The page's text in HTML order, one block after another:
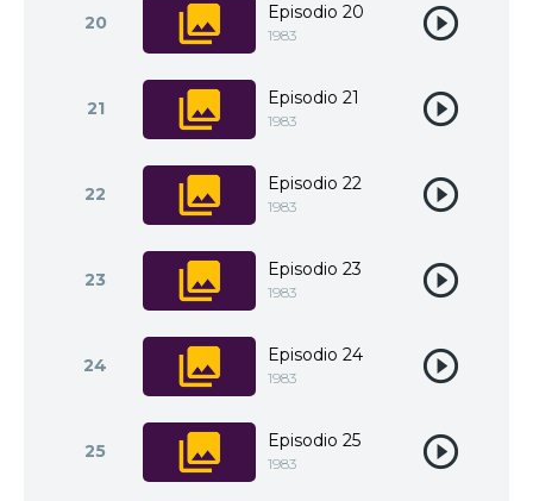
20 Episodio 20
1983
21 Episodio 21
1983
22 Episodio 22
1983
23 Episodio 23
1983
24 Episodio 24
1983
25 Episodio 25
1983